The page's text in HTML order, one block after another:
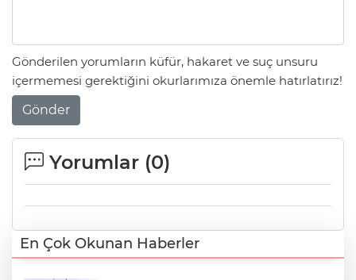
Gönderilen yorumların küfür, hakaret ve suç unsuru
içermemesi gerektiğini okurlarımıza önemle hatırlatırız!
Gönder
Yorumlar (0)
En Çok Okunan Haberler